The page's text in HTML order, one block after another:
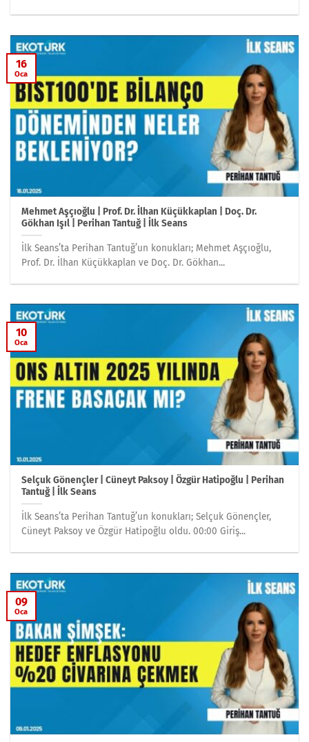
Mehmet Aşçıoğlu | Prof. Dr. İlhan Küçükkaplan | Doç. Dr.
Gökhan Işıl | Perihan Tantuğ | İlk Seans
İlk Seans’ta Perihan Tantuğ’un konukları; Mehmet Aşçıoğlu,
Prof. Dr. İlhan Küçükkaplan ve Doç. Dr. Gökhan...
16
Oca
Selçuk Gönençler | Cüneyt Paksoy | Özgür Hatipoğlu | Perihan
Tantuğ | İlk Seans
İlk Seans’ta Perihan Tantuğ’un konukları; Selçuk Gönençler,
Cüneyt Paksoy ve Özgür Hatipoğlu oldu. 00:00 Giriş...
10
Oca
09
Oca